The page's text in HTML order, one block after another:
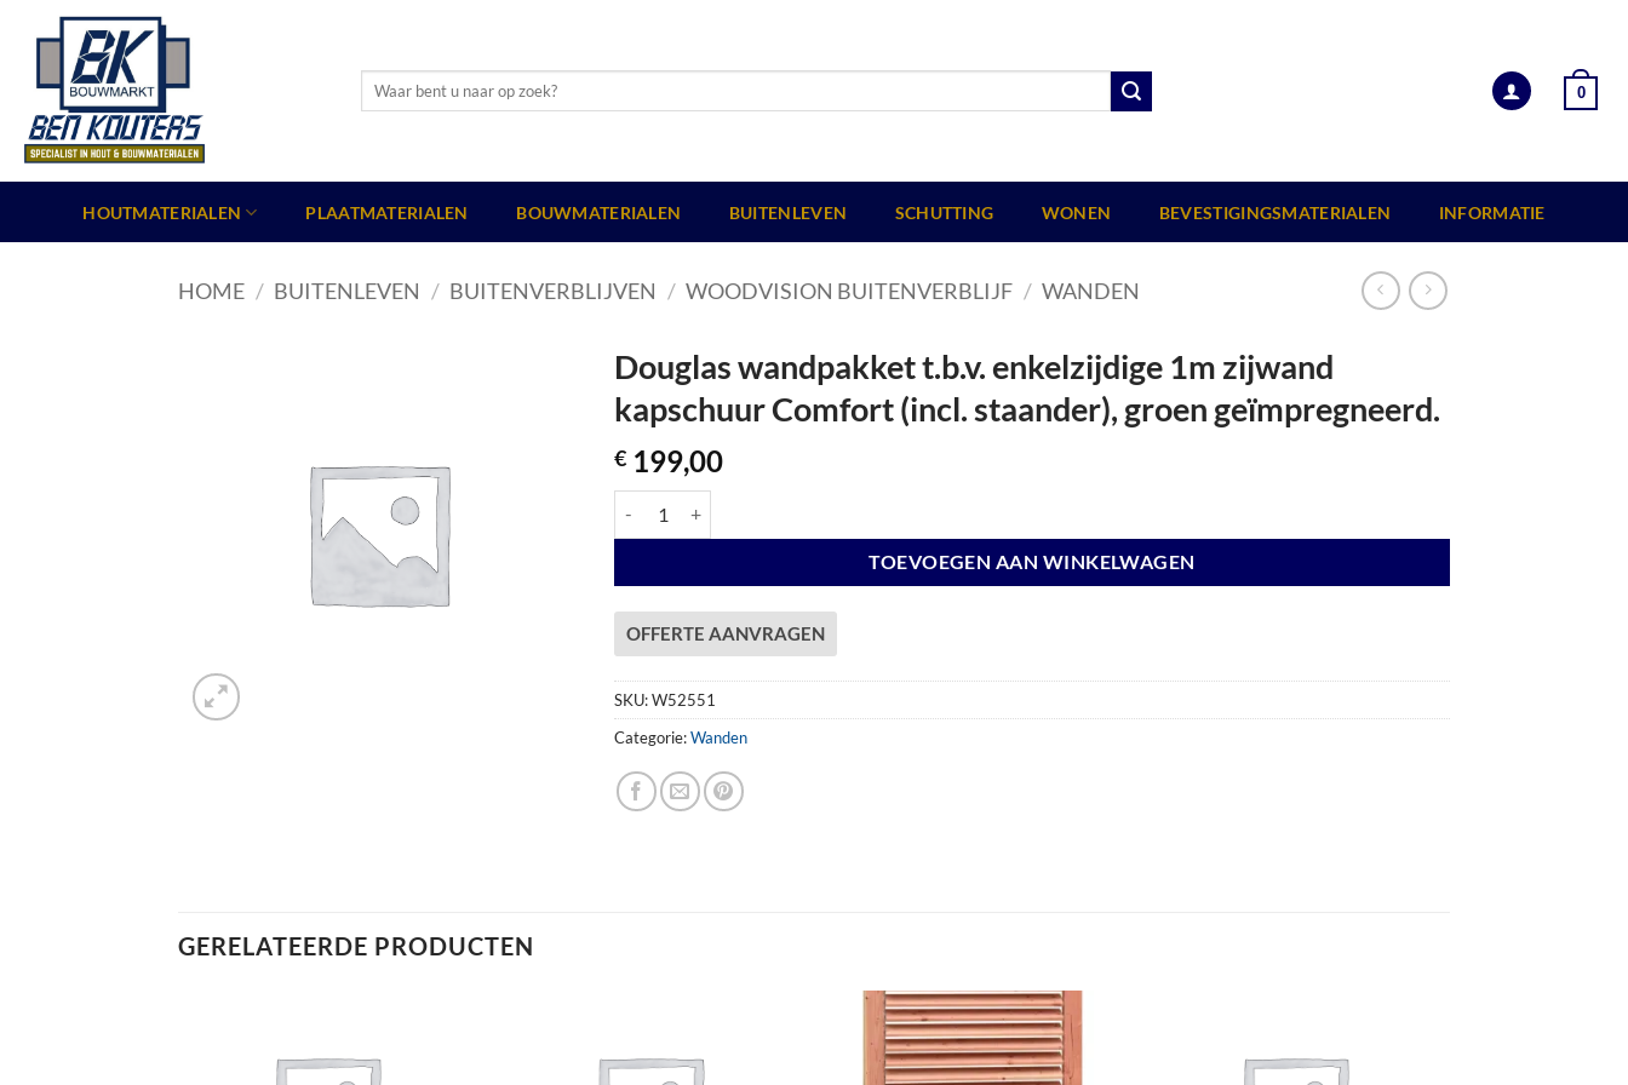
Zoeken
0
HOUTMATERIALEN PLAATMATERIALEN BOUWMATERIALEN BUITENLEVEN SCHUTTING WONEN BEVESTIGINGSMATERIALEN INFORMATIE
HOME / BUITENLEVEN / BUITENVERBLIJVEN / WOODVISION BUITENVERBLIJF / WANDEN
Douglas wandpakket t.b.v. enkelzijdige 1m zijwand
kapschuur Comfort (incl. staander), groen geïmpregneerd.
€ 199,00
TOEVOEGEN AAN WINKELWAGEN
OFFERTE AANVRAGEN
SKU:W52551
Categorie:Wanden
GERELATEERDE PRODUCTEN